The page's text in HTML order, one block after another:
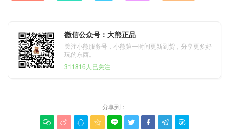
微信公众号：大熊正品
关注小熊服务号，小熊第一时间更新到货，分享更多好
玩的东西。
311816人已关注
分享到：
        